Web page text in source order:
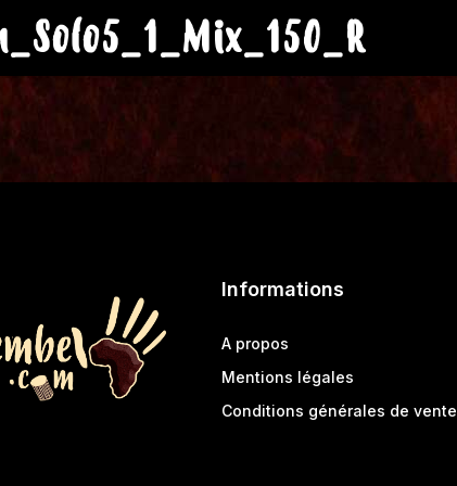
Informations
A propos
Mentions légales
Conditions générales de vente